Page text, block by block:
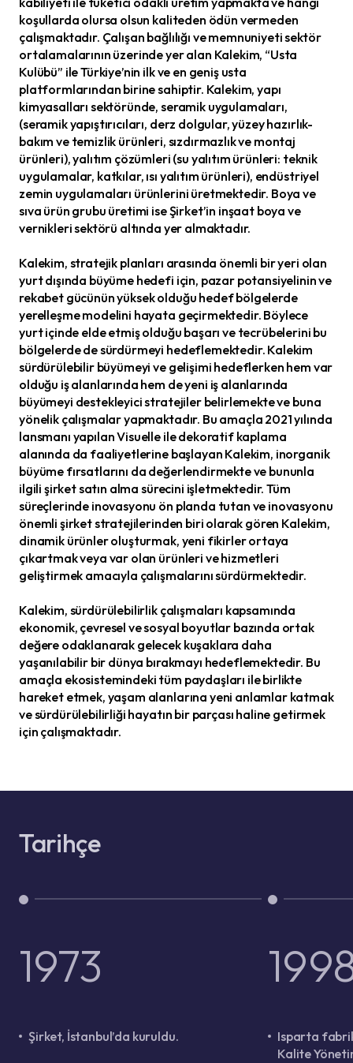
koşullarda olursa olsun kaliteden ödün vermeden
çalışmaktadır. Çalışan bağlılığı ve memnuniyeti sektör
ortalamalarının üzerinde yer alan Kalekim, “Usta
Kulübü” ile Türkiye’nin ilk ve en geniş usta
platformlarından birine sahiptir. Kalekim, yapı
kimyasalları sektöründe, seramik uygulamaları,
(seramik yapıştırıcıları, derz dolgular, yüzey hazırlık-
bakım ve temizlik ürünleri, sızdırmazlık ve montaj
ürünleri), yalıtım çözümleri (su yalıtım ürünleri: teknik
uygulamalar, katkılar, ısı yalıtım ürünleri), endüstriyel
zemin uygulamaları ürünlerini üretmektedir. Boya ve
sıva ürün grubu üretimi ise Şirket’in inşaat boya ve
vernikleri sektörü altında yer almaktadır.
Kalekim, stratejik planları arasında önemli bir yeri olan
yurt dışında büyüme hedefi için, pazar potansiyelinin ve
rekabet gücünün yüksek olduğu hedef bölgelerde
yerelleşme modelini hayata geçirmektedir. Böylece
yurt içinde elde etmiş olduğu başarı ve tecrübelerini bu
bölgelerde de sürdürmeyi hedeflemektedir. Kalekim
sürdürülebilir büyümeyi ve gelişimi hedeflerken hem var
olduğu iş alanlarında hem de yeni iş alanlarında
büyümeyi destekleyici stratejiler belirlemekte ve buna
yönelik çalışmalar yapmaktadır. Bu amaçla 2021 yılında
lansmanı yapılan Visuelle ile dekoratif kaplama
alanında da faaliyetlerine başlayan Kalekim, inorganik
büyüme fırsatlarını da değerlendirmekte ve bununla
ilgili şirket satın alma sürecini işletmektedir. Tüm
süreçlerinde inovasyonu ön planda tutan ve inovasyonu
önemli şirket stratejilerinden biri olarak gören Kalekim,
dinamik ürünler oluşturmak, yeni fikirler ortaya
çıkartmak veya var olan ürünleri ve hizmetleri
geliştirmek amacıyla çalışmalarını sürdürmektedir.
Kalekim, sürdürülebilirlik çalışmaları kapsamında
ekonomik, çevresel ve sosyal boyutlar bazında ortak
değere odaklanarak gelecek kuşaklara daha
yaşanılabilir bir dünya bırakmayı hedeflemektedir. Bu
amaçla ekosistemindeki tüm paydaşları ile birlikte
hareket etmek, yaşam alanlarına yeni anlamlar katmak
ve sürdürülebilirliği hayatın bir parçası haline getirmek
için çalışmaktadır.
Tarihçe
1973
Şirket, İstanbul’da kuruldu.
Isparta
Kalite